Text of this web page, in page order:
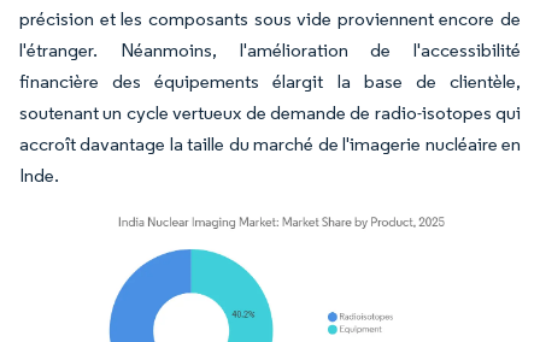
précision et les composants sous vide proviennent encore de
l'étranger. Néanmoins, l'amélioration de l'accessibilité
financière des équipements élargit la base de clientèle,
soutenant un cycle vertueux de demande de radio-isotopes qui
accroît davantage la taille du marché de l'imagerie nucléaire en
Inde.